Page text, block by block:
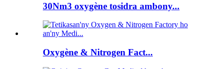
30Nm3 oxygène tosidra ambony...
Oxygène & Nitrogen Fact...